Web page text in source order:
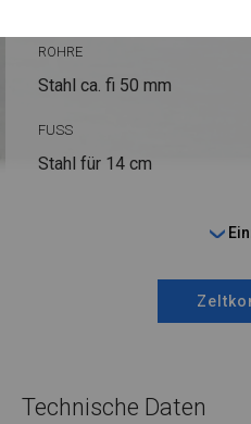
ROHRE
Stahl ca. fi 50 mm
FUSS
Stahl für 14 cm
Technische Daten